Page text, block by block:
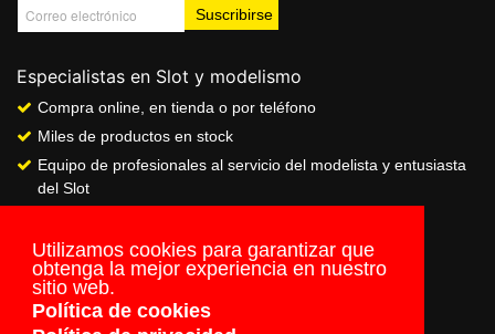
Utilizamos cookies para garantizar que
obtenga la mejor experiencia en nuestro
sitio web.
Política de cookies
Especialistas en Slot y modelismo
Compra online, en tienda o por teléfono
Miles de productos en stock
Equipo de profesionales al servicio del modelista y entusiasta
del Slot
Servicio de pago seguro online
Envios a todo el mundo